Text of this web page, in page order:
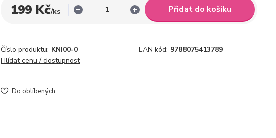
199 Kč/ks Přidat do košíku
Číslo produktu: KNI00-0 EAN kód: 9788075413789
Hlídat cenu / dostupnost
Do oblíbených